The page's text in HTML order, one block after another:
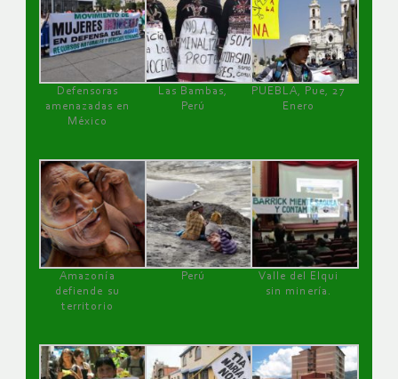
Defensoras
amenazadas en
México
Las Bambas,
Perú
PUEBLA, Pue, 27
Enero
Amazonía
defiende su
territorio
Perú
Valle del Elqui
sin minería.